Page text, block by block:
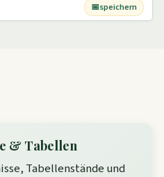
speichern
& Tabellen
Tabellenstände und